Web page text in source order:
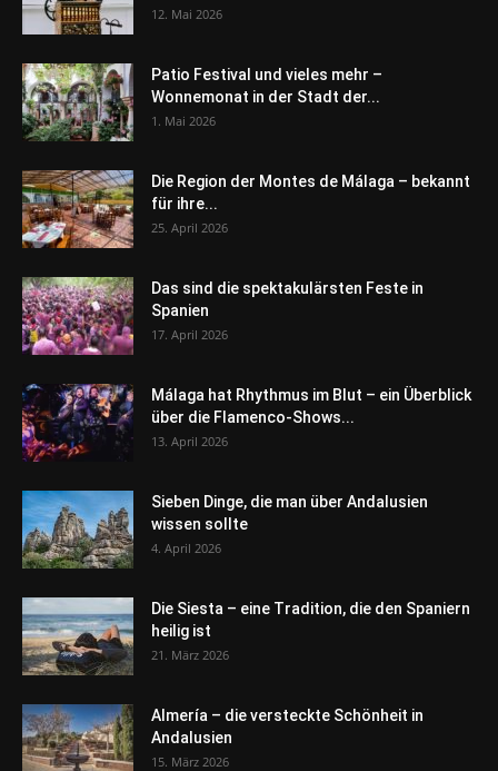
12. Mai 2026
Patio Festival und vieles mehr –
Wonnemonat in der Stadt der...
1. Mai 2026
Die Region der Montes de Málaga – bekannt
für ihre...
25. April 2026
Das sind die spektakulärsten Feste in
Spanien
17. April 2026
Málaga hat Rhythmus im Blut – ein Überblick
über die Flamenco-Shows...
13. April 2026
Sieben Dinge, die man über Andalusien
wissen sollte
4. April 2026
Die Siesta – eine Tradition, die den Spaniern
heilig ist
21. März 2026
Almería – die versteckte Schönheit in
Andalusien
15. März 2026